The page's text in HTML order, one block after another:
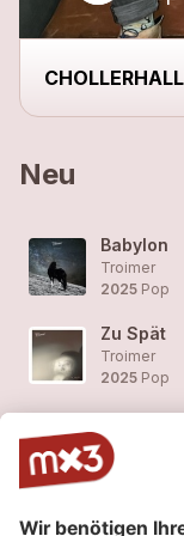
Neu
Babylon
Troimer
2025 Pop
Zu Spät
Troimer
2025 Pop
Troimer
2025